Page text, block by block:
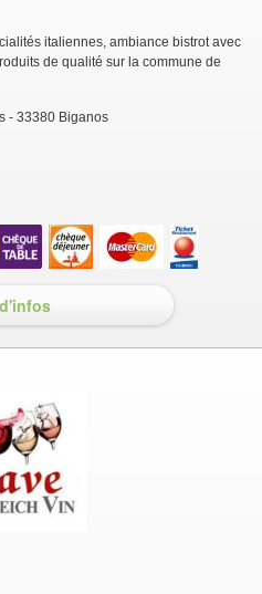
italiennes, ambiance bistrot avec
de qualité sur la commune de
- 33380 Biganos